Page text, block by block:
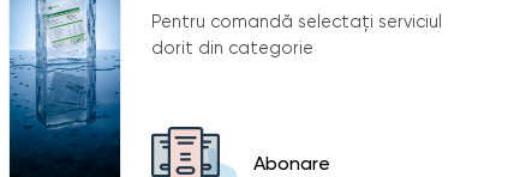
Pentru comandă selectați serviciul
dorit din categorie
Abonare